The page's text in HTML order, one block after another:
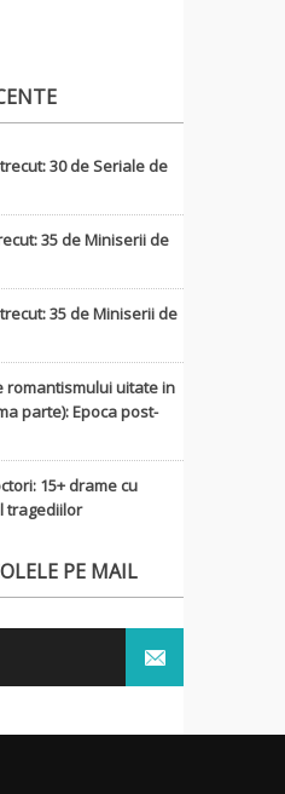
30 de Seriale de
35 de Miniserii de
35 de Miniserii de
romantismului uitate in
parte): Epoca post-
15+ drame cu
tragediilor
PE MAIL